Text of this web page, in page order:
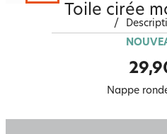
Toile cirée
/
Nappe